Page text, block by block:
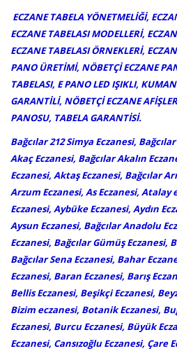
ECZANE TABELA YÖNETMELİĞİ,
ECZANE TABELASI MODELLERİ,
ECZANE TABELASI ÖRNEKLERİ,
PANO ÜRETİMİ, NÖBETÇİ ECZANE
TABELASI, E PANO LED IŞIKLI,
GARANTİLİ, NÖBETÇİ ECZANE
PANOSU, TABELA GARANTİSİ.
Bağcılar 212 Simya Eczanesi,
Akaç Eczanesi, Bağcılar Akalın
Eczanesi, Aktaş Eczanesi, Bağcılar
Arzum Eczanesi, As Eczanesi, Atalay
Eczanesi, Aybüke Eczanesi, Aydın
Aysun Eczanesi, Bağcılar Anadolu
Eczanesi, Bağcılar Gümüş Eczanesi,
Bağcılar Sena Eczanesi, Bahar
Eczanesi, Baran Eczanesi, Barış
Bellis Eczanesi, Beşikçi Eczanesi,
Bizim eczanesi, Botanik Eczanesi,
Eczanesi, Burcu Eczanesi, Büyük
Eczanesi, Cansızoğlu Eczanesi, Çare